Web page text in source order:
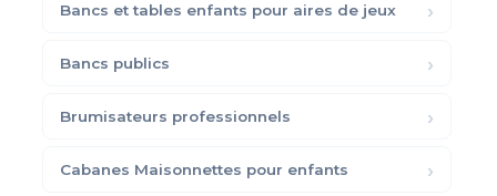
Bancs et tables enfants pour aires de jeux
Bancs publics
Brumisateurs professionnels
Cabanes Maisonnettes pour enfants